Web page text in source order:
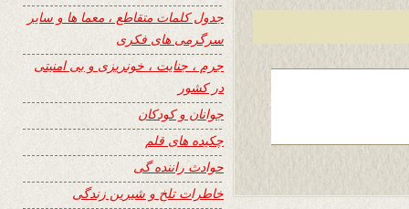
جدول کلمات متقاطع ، معما ها و سایر
سرگرمی های فکری
جرم ، جنایت ، خونریزی و بی امنیتی
در کشور
جوانان و کودکان
چکیده های قلم
حوادث راننده گی
خاطرات تلخ و شیرین زندگی